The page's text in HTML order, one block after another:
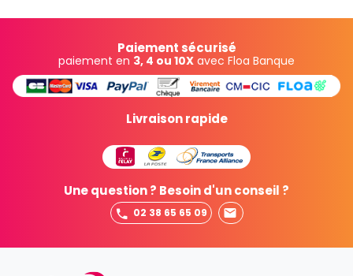
Paiement sécurisé
paiement en 3, 4 ou 10X avec Floa Banque
Livraison rapide
Une question ? Besoin d'un conseil ?
02 38 65 65 09